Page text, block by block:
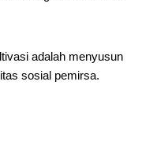
adalah menyusun
sosial pemirsa.